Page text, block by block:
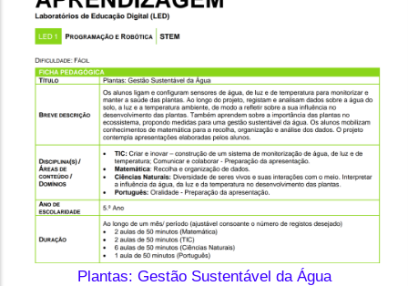
Plantas: Gestão Sustentável da Água